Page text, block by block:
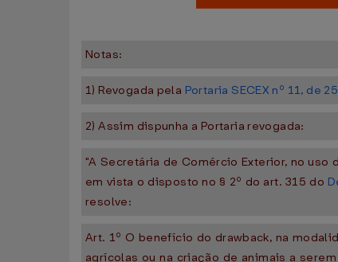
Notas:
1) Revogada pela Portaria SECEX nº 11, de
2) Assim dispunha a Portaria revogada:
"A Secretária de Comércio Exterior, no
em vista o disposto no § 2º do art. 315 do
resolve:
Art. 1º O benefício do drawback, na
agrícolas ou na criação de animais a